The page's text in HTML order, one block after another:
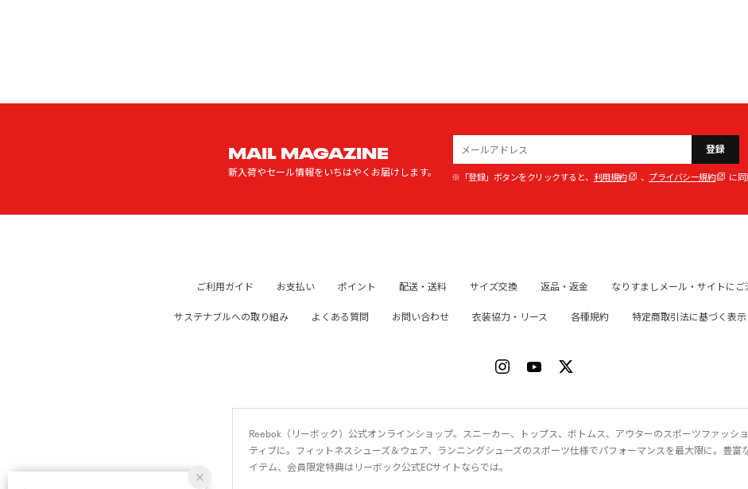
MAIL MAGAZINE
新入荷やセール情報をいちはやくお届けします。
登録
※「登録」ボタンをクリックすると、 利用規約 、 プライバシー規約 に
ご利用ガイド お支払い ポイント 配送・送料 サイズ交換 返品・返金 なりすましメール・サイトに
サステナブルへの取り組み よくある質問 お問い合わせ 衣装協力・リース 各種規約 特定商取引法に基づく表示
Reebok（リーボック）公式オンラインショップ。スニーカー、トップス、ボトムス、アウターのスポーツファッシ
ティブに。フィットネスシューズ＆ウェア、ランニングシューズのスポーツ仕様でパフォーマンスを最大限に。豊富
イテム、会員限定特典はリーボック公式ECサイトならでは。